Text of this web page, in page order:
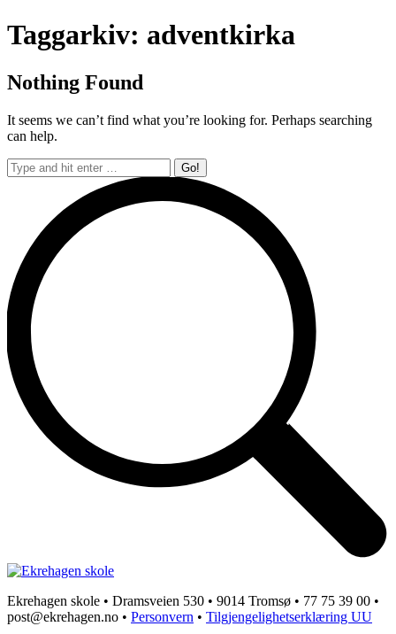
Taggarkiv: adventkirka
Nothing Found
It seems we can’t find what you’re looking for. Perhaps searching
can help.
Search:
Ekrehagen skole • Dramsveien 530 • 9014 Tromsø • 77 75 39 00 •
post@ekrehagen.no • Personvern • Tilgjengelighetserklæring UU